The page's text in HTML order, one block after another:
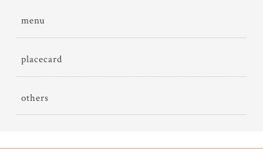
menu
placecard
others